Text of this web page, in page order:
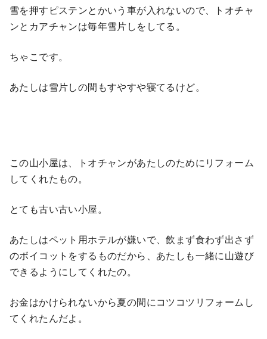
雪を押すピステンとかいう車が入れないので、トオチャ
ンとカアチャンは毎年雪片しをしてる。
ちゃこです。
あたしは雪片しの間もすやすや寝てるけど。
この山小屋は、トオチャンがあたしのためにリフォーム
してくれたもの。
とても古い古い小屋。
あたしはペット用ホテルが嫌いで、飲まず食わず出さず
のボイコットをするものだから、あたしも一緒に山遊び
できるようにしてくれたの。
お金はかけられないから夏の間にコツコツリフォームし
てくれたんだよ。